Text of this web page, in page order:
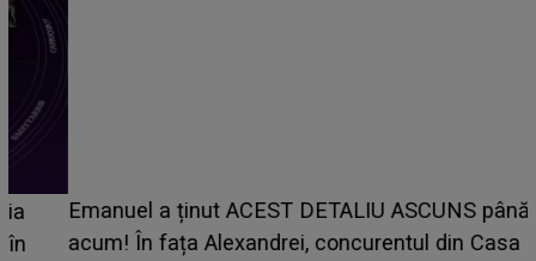
Emanuel a ținut ACEST DETALIU ASCUNS până
acum! În fața Alexandrei, concurentul din Casa Iubirii